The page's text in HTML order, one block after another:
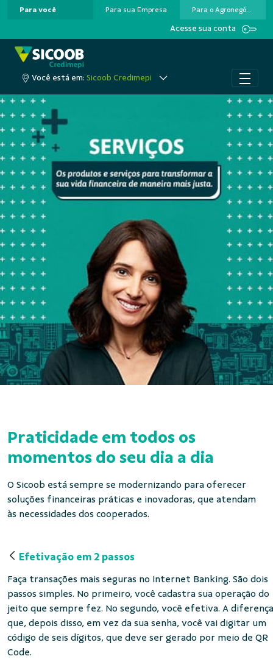
Pular para o Conteúdo principal
Para você Para sua Empresa Para o Agronegócio
Acesse sua conta
Você está em: Sicoob Credimepi
Praticidade em todos os
momentos do seu dia a dia
O Sicoob está sempre se modernizando para oferecer
soluções financeiras práticas e inovadoras, que atendam
às necessidades dos cooperados.
Efetivação em 2 passos
Faça transações mais seguras no Internet Banking. São dois
passos simples. No primeiro, você cadastra sua operação do
jeito que sempre fez. No segundo, você efetiva. A
que, depois disso, em vez da sua senha, você vai digitar um
código de seis dígitos, que deve ser gerado por meio de QR
Code.